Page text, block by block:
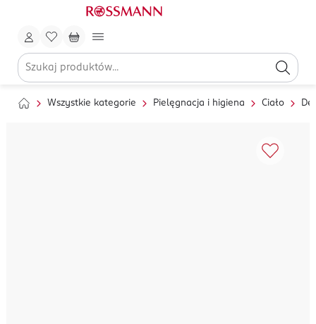
Wszystkie kategorie Pielęgnacja i higiena Ciało